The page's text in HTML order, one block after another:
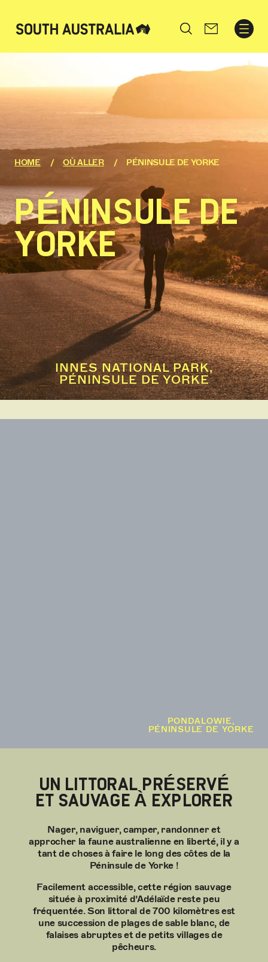
Search
HOME OÙ ALLER PÉNINSULE DE YORKE
PÉNINSULE DE
YORKE
INNES NATIONAL PARK,
PÉNINSULE DE YORKE
PONDALOWIE,
PÉNINSULE DE YORKE
UN LITTORAL PRÉSERVÉ
ET SAUVAGE À EXPLORER
Nager, naviguer, camper, randonner et
approcher la faune australienne en liberté, il y a
tant de choses à faire le long des côtes de la
Péninsule de Yorke !
Facilement accessible, cette région sauvage
située à proximité d’Adélaïde reste peu
fréquentée. Son littoral de 700 kilomètres est
une succession de plages de sable blanc, de
falaises abruptes et de petits villages de
pêcheurs.